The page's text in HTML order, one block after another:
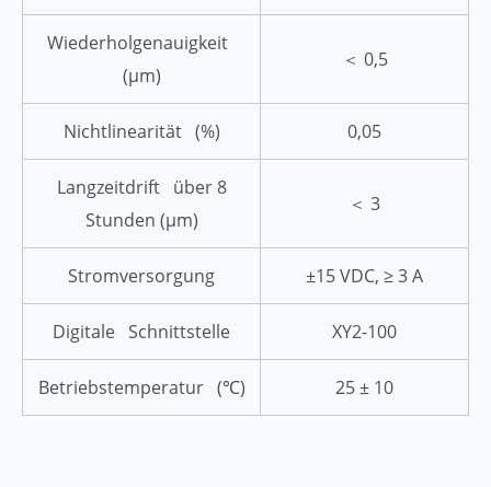
Wiederholgenauigkeit
(μm)
＜ 0,5
Nichtlinearität (%) 0,05
Langzeitdrift über 8
Stunden (μm)
＜ 3
Stromversorgung ±15 VDC, ≥ 3 A
Digitale Schnittstelle XY2-100
Betriebstemperatur (℃) 25 ± 10